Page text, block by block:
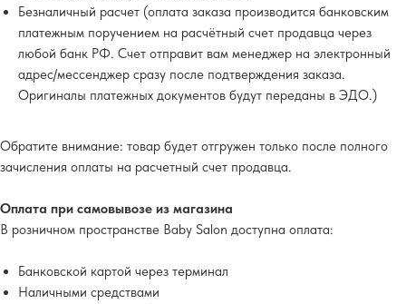
Безналичный расчет (оплата заказа производится банковским
платежным поручением на расчётный счет продавца через
любой банк РФ. Счет отправит вам менеджер на электронный
адрес/мессенджер сразу после подтверждения заказа.
Оригиналы платежных документов будут переданы в ЭДО.)
Обратите внимание: товар будет отгружен только после полного
зачисления оплаты на расчетный счет продавца.
Оплата при самовывозе из магазина
В розничном пространстве Baby Salon доступна оплата:
Банковской картой через терминал
Наличными средствами